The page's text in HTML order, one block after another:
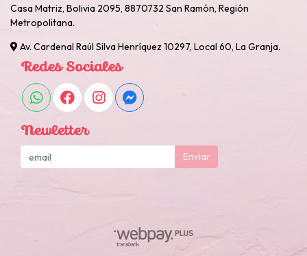
Casa Matriz, Bolivia 2095, 8870732 San Ramón, Región
Metropolitana.
Av. Cardenal Raúl Silva Henríquez 10297, Local 60, La Granja.
Redes Sociales
Newletter
Enviar